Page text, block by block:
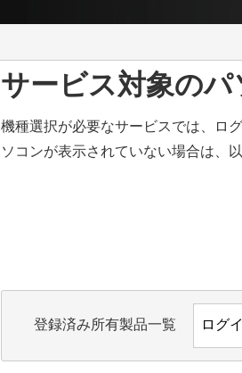
サービス対象の
機種選択が必要なサービスでは、ロ
ソコンが表示されていない場合は、
登録済み所有製品一覧 ログ